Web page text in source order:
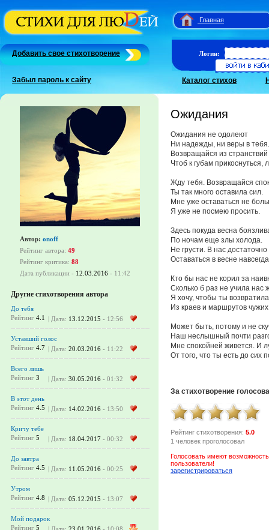
Главная
Добавить свое стихотворение
Забыл пароль к сайту
Логин:
Каталог стихов
Автор: onoff
Рейтинг автора: 49
Рейтинг критика: 88
Дата публикации - 12.03.2016 - 11:42
Другие стихотворения автора
До тебя
Рейтинг 4.1 | Дата: 13.12.2015 - 12:56
Уставший голос
Рейтинг 4.7 | Дата: 20.03.2016 - 11:22
Всего лишь
Рейтинг 3 | Дата: 30.05.2016 - 01:32
В этот день
Рейтинг 4.5 | Дата: 14.02.2016 - 13:50
Кричу тебе
Рейтинг 5 | Дата: 18.04.2017 - 00:32
До завтра
Рейтинг 4.5 | Дата: 11.05.2016 - 00:25
Утром
Рейтинг 4.8 | Дата: 05.12.2015 - 13:07
Мой подарок
Рейтинг 5
Ожидания
Ожидания не одолеют
Ни надежды, ни веры в тебя.
Возвращайся из странствий
Чтоб к губам прикоснуться,
Жду тебя. Возвращайся
Ты так много оставила сил.
Мне уже оставаться не
Я уже не посмею просить.
Здесь покуда весна
По ночам еще злы холода.
Не грусти. В нас
Оставаться в весне
Кто бы нас не корил за
Сколько б раз не учила нас
Я хочу, чтобы ты
Из краев и маршрутов
Может быть, потому и не
Наш неслышный почти
Мне спокойней живется. И
От того, что ты есть до сих
За стихотворение
Рейтинг стихотворения: 5.0
1 человек проголосовал
Голосовать имеют
пользователи!
зарегистрироваться